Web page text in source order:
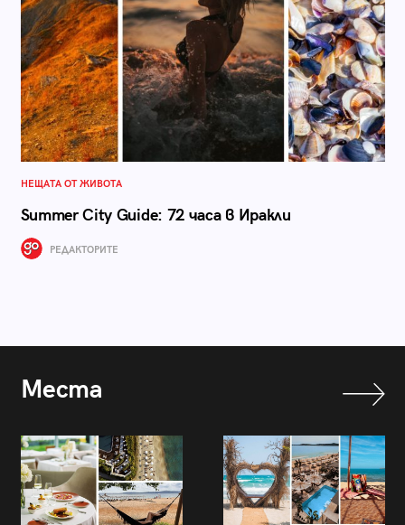
НЕЩАТА ОТ ЖИВОТА
Summer City Guide: 72 часа в Иракли
РЕДАКТОРИТЕ
Места